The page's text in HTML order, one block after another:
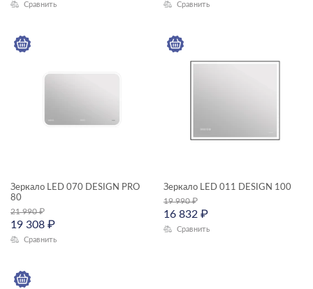
Сравнить Сравнить
Зеркало LED 070 DESIGN PRO
80
21 990₽
19 308 ₽
Сравнить
Зеркало LED 011 DESIGN 100
19 990₽
16 832 ₽
Сравнить